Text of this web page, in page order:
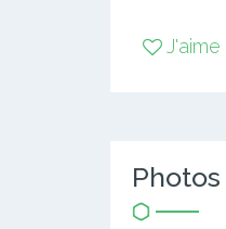
J'aime
Photos